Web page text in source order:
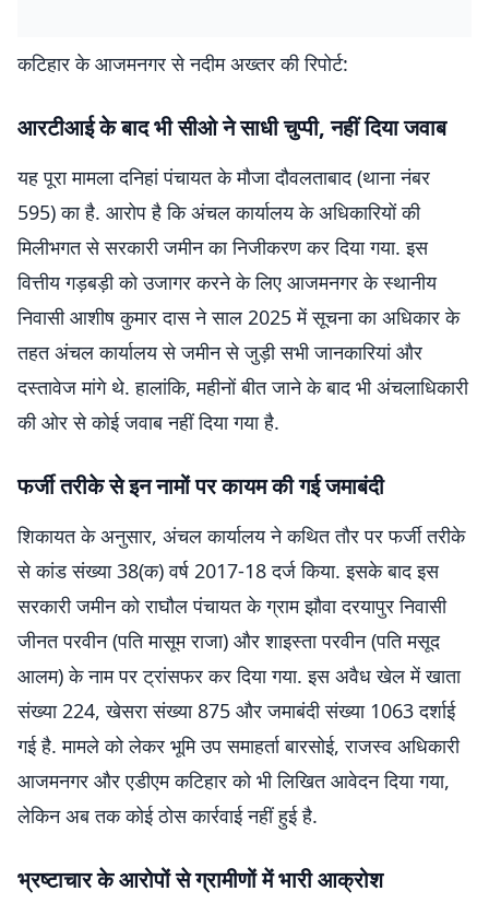
कटिहार के आजमनगर से नदीम अख्तर की रिपोर्ट:
आरटीआई के बाद भी सीओ ने साधी चुप्पी, नहीं दिया जवाब
यह पूरा मामला दनिहां पंचायत के मौजा दौवलताबाद (थाना नंबर
595) का है. आरोप है कि अंचल कार्यालय के अधिकारियों की
मिलीभगत से सरकारी जमीन का निजीकरण कर दिया गया. इस
वित्तीय गड़बड़ी को उजागर करने के लिए आजमनगर के स्थानीय
निवासी आशीष कुमार दास ने साल 2025 में सूचना का अधिकार के
तहत अंचल कार्यालय से जमीन से जुड़ी सभी जानकारियां और
दस्तावेज मांगे थे. हालांकि, महीनों बीत जाने के बाद भी अंचलाधिकारी
की ओर से कोई जवाब नहीं दिया गया है.
फर्जी तरीके से इन नामों पर कायम की गई जमाबंदी
शिकायत के अनुसार, अंचल कार्यालय ने कथित तौर पर फर्जी तरीके
से कांड संख्या 38(क) वर्ष 2017-18 दर्ज किया. इसके बाद इस
सरकारी जमीन को राघौल पंचायत के ग्राम झौवा दरयापुर निवासी
जीनत परवीन (पति मासूम राजा) और शाइस्ता परवीन (पति मसूद
आलम) के नाम पर ट्रांसफर कर दिया गया. इस अवैध खेल में खाता
संख्या 224, खेसरा संख्या 875 और जमाबंदी संख्या 1063 दर्शाई
गई है. मामले को लेकर भूमि उप समाहर्ता बारसोई, राजस्व अधिकारी
आजमनगर और एडीएम कटिहार को भी लिखित आवेदन दिया गया,
लेकिन अब तक कोई ठोस कार्रवाई नहीं हुई है.
भ्रष्टाचार के आरोपों से ग्रामीणों में भारी आक्रोश